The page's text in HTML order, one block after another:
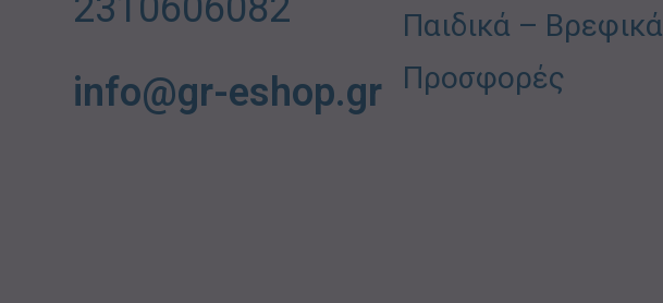
info@gr-eshop.gr
Παιδικά – Βρεφικά
Προσφορές